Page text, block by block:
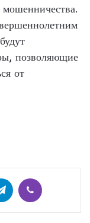
мошенничества.
позволяющие
от
Telegram